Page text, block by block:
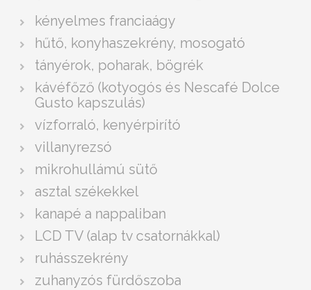
kényelmes franciaágy
hűtő, konyhaszekrény, mosogató
tányérok, poharak, bögrék
kávéfőző (kotyogós és Nescafé Dolce
Gusto kapszulás)
vízforraló, kenyérpirító
villanyrezsó
mikrohullámú sütő
asztal székekkel
kanapé a nappaliban
LCD TV (alap tv csatornákkal)
ruhásszekrény
zuhanyzós fürdőszoba